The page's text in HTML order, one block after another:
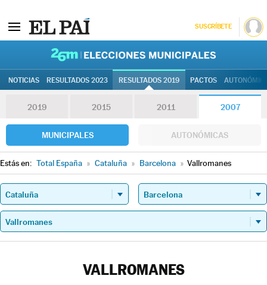
SUSCRÍBETE
NOTICIAS RESULTADOS 2023 RESULTADOS 2019 PACTOS
2019 2015 2011 2007
MUNICIPALES AUTONÓMICAS
Estás en: Total España » Cataluña » Barcelona » Vallromanes
VALLROMANES